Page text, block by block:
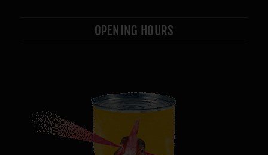
OPENING HOURS